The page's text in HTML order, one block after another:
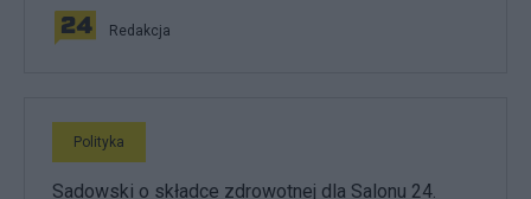
Redakcja
Polityka
Sadowski o składce zdrowotnej dla Salonu 24.